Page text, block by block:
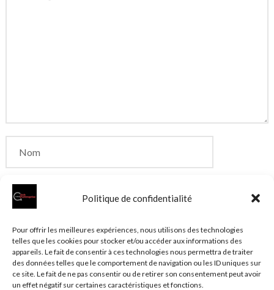
Politique de confidentialité
Pour offrir les meilleures expériences, nous utilisons des technologies
telles que les cookies pour stocker et/ou accéder aux informations des
appareils. Le fait de consentir à ces technologies nous permettra de traiter
des données telles que le comportement de navigation ou les ID uniques sur
ce site. Le fait de ne pas consentir ou de retirer son consentement peut avoir
un effet négatif sur certaines caractéristiques et fonctions.
Enregistrer mon nom, mon e-mail et mon site dans
le navigateur pour mon prochain commentaire.